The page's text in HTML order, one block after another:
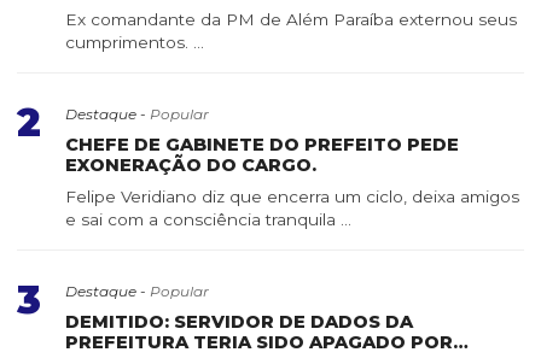
Ex comandante da PM de Além Paraíba externou seus
cumprimentos. ...
2 Destaque - Popular
CHEFE DE GABINETE DO PREFEITO PEDE
EXONERAÇÃO DO CARGO.
Felipe Veridiano diz que encerra um ciclo, deixa amigos
e sai com a consciência tranquila ...
3 Destaque - Popular
DEMITIDO: SERVIDOR DE DADOS DA
PREFEITURA TERIA SIDO APAGADO POR